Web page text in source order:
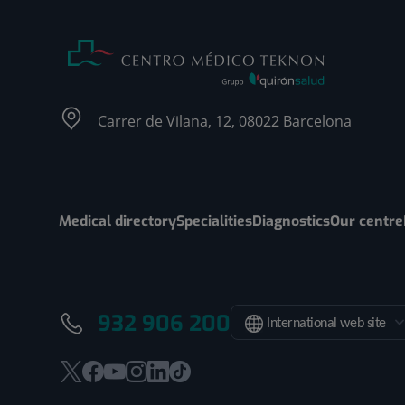
Carrer de Vilana, 12, 08022 Barcelona
Medical directorySpecialitiesDiagnosticsOur centre
932 906 200 International web site